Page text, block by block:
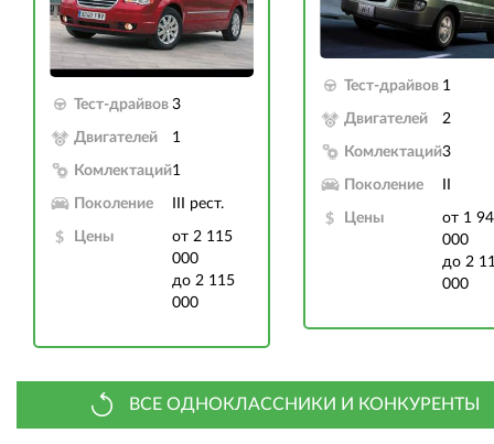
Тест-драйвов 3
Двигателей 1
Комлектаций1
Поколение III рест.
Цены
от 2 115
000
до 2 115
000
Тест-драйвов 1
Двигателей 2
Комлектаций3
Поколение
Цены
от 1
000
до 2
000
ВСЕ ОДНОКЛАССНИКИ И КОНКУРЕНТЫ